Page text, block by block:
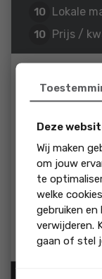
10 Lokale
10 Prijs /
10 Service
Boer
beoordeling:
Soepel contact
vraagprijs,
realiseren die er
gehoopt.
Deze
Wij maken
om jouw
te
welke
gebruiken
verwijderen.
gaan of stel